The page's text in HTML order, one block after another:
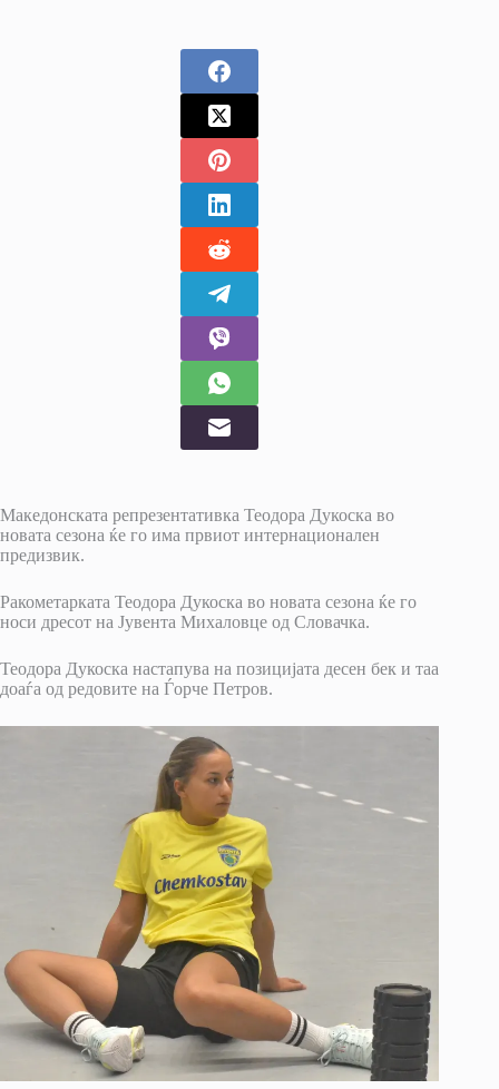
Македонската репрезентативка Теодора Дукоска во
новата сезона ќе го има првиот интернационален
предизвик.
Ракометарката Теодора Дукоска во новата сезона ќе го
носи дресот на Јувента Михаловце од Словачка.
Теодора Дукоска настапува на позицијата десен бек и таа
доаѓа од редовите на Ѓорче Петров.